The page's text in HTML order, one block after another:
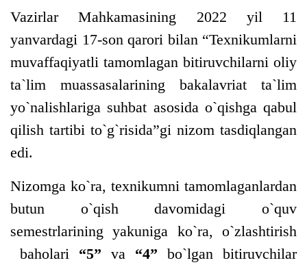
Vazirlar Mahkamasining 2022 yil 11
yanvardagi 17-son qarori bilan “Texnikumlarni
muvaffaqiyatli tamomlagan bitiruvchilarni oliy
ta`lim muassasalarining bakalavriat ta`lim
yo`nalishlariga suhbat asosida o`qishga qabul
qilish tartibi to`g`risida”gi nizom tasdiqlangan
edi.
Nizomga ko`ra, texnikumni tamomlaganlardan
butun o`qish davomidagi o`quv
semestrlarining yakuniga ko`ra, o`zlashtirish
baholari “5” va “4” bo`lgan bitiruvchilar